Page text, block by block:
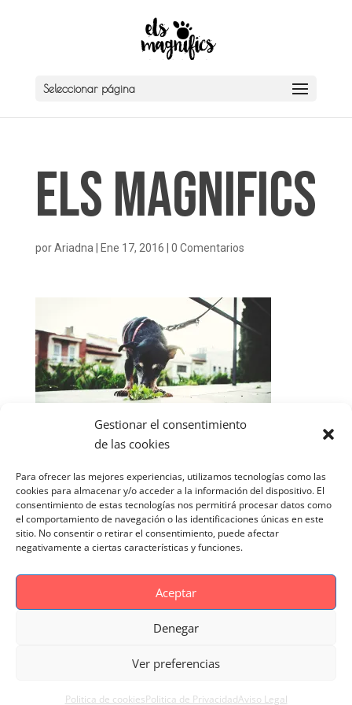
Gestionar el consentimiento
de las cookies
Para ofrecer las mejores experiencias, utilizamos tecnologías como las
cookies para almacenar y/o acceder a la información del dispositivo. El
consentimiento de estas tecnologías nos permitirá procesar datos como
el comportamiento de navegación o las identificaciones únicas en este
sitio. No consentir o retirar el consentimiento, puede afectar
negativamente a ciertas características y funciones.
Aceptar
Denegar
Ver preferencias
Politica de cookiesPolitica de PrivacidadAviso Legal
Seleccionar página
Els Magnifics
porAriadna Ene 17, 2016 0 Comentarios
Politica de Privacidad
Reportaje Magnific